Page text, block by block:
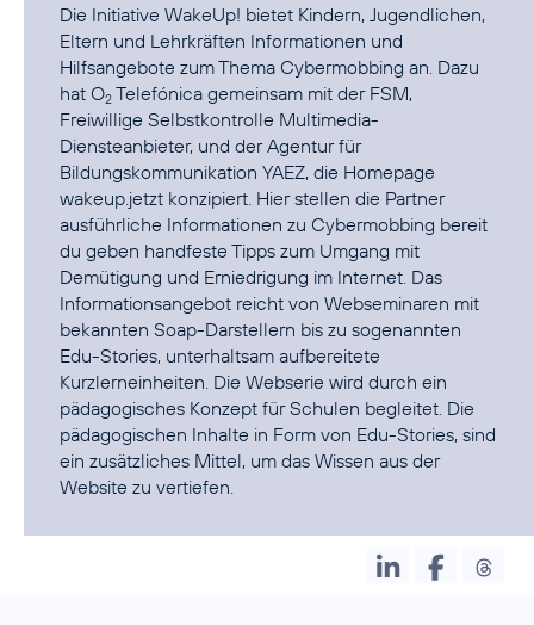
Die Initiative WakeUp! bietet Kindern, Jugendlichen,
Eltern und Lehrkräften Informationen und
Hilfsangebote zum Thema Cybermobbing an. Dazu
hat O2 Telefónica gemeinsam mit der FSM,
Freiwillige Selbstkontrolle Multimedia-
Diensteanbieter, und der Agentur für
Bildungskommunikation YAEZ, die Homepage
wakeup.jetzt konzipiert. Hier stellen die Partner
ausführliche Informationen zu Cybermobbing bereit
du geben handfeste Tipps zum Umgang mit
Demütigung und Erniedrigung im Internet. Das
Informationsangebot reicht von Webseminaren mit
bekannten Soap-Darstellern bis zu sogenannten
Edu-Stories, unterhaltsam aufbereitete
Kurzlerneinheiten. Die Webserie wird durch ein
pädagogisches Konzept für Schulen begleitet. Die
pädagogischen Inhalte in Form von Edu-Stories, sind
ein zusätzliches Mittel, um das Wissen aus der
Website zu vertiefen.